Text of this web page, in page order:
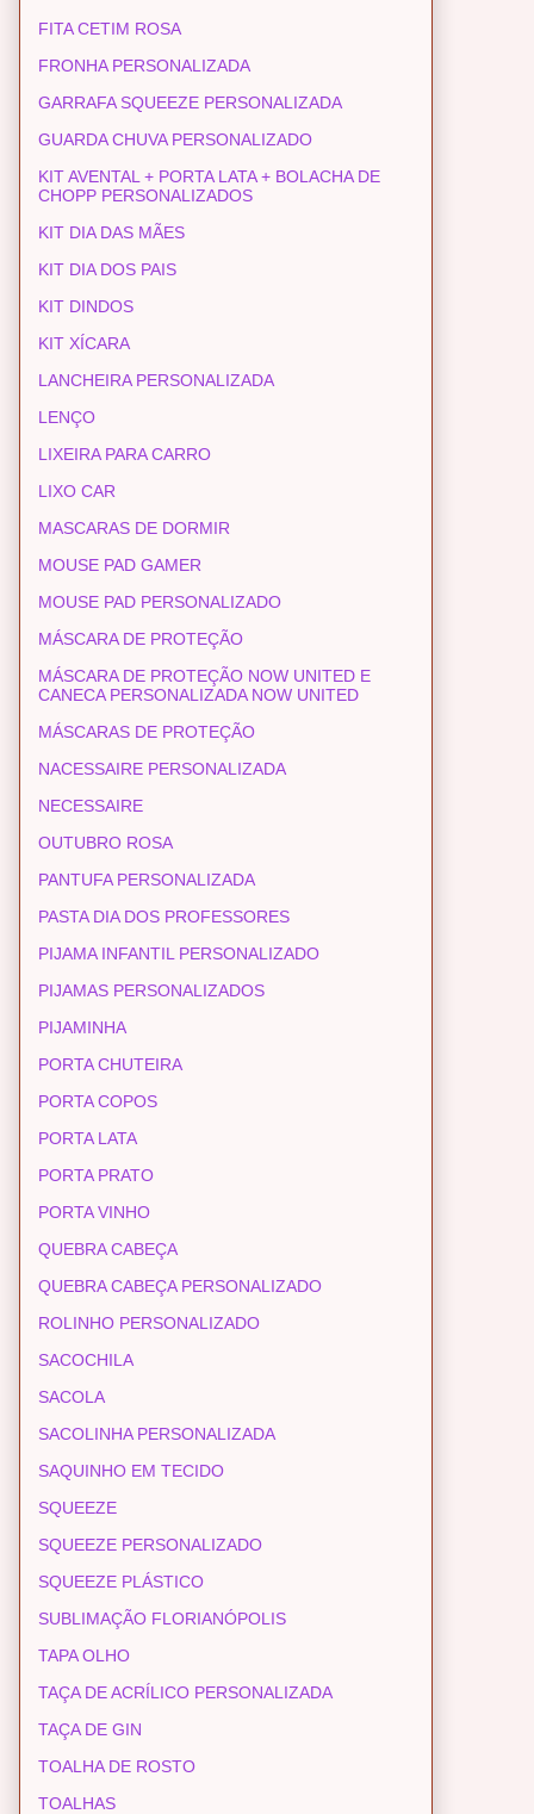
FITA CETIM ROSA
FRONHA PERSONALIZADA
GARRAFA SQUEEZE PERSONALIZADA
GUARDA CHUVA PERSONALIZADO
KIT AVENTAL + PORTA LATA + BOLACHA DE
CHOPP PERSONALIZADOS
KIT DIA DAS MÃES
KIT DIA DOS PAIS
KIT DINDOS
KIT XÍCARA
LANCHEIRA PERSONALIZADA
LENÇO
LIXEIRA PARA CARRO
LIXO CAR
MASCARAS DE DORMIR
MOUSE PAD GAMER
MOUSE PAD PERSONALIZADO
MÁSCARA DE PROTEÇÃO
MÁSCARA DE PROTEÇÃO NOW UNITED E
CANECA PERSONALIZADA NOW UNITED
MÁSCARAS DE PROTEÇÃO
NACESSAIRE PERSONALIZADA
NECESSAIRE
OUTUBRO ROSA
PANTUFA PERSONALIZADA
PASTA DIA DOS PROFESSORES
PIJAMA INFANTIL PERSONALIZADO
PIJAMAS PERSONALIZADOS
PIJAMINHA
PORTA CHUTEIRA
PORTA COPOS
PORTA LATA
PORTA PRATO
PORTA VINHO
QUEBRA CABEÇA
QUEBRA CABEÇA PERSONALIZADO
ROLINHO PERSONALIZADO
SACOCHILA
SACOLA
SACOLINHA PERSONALIZADA
SAQUINHO EM TECIDO
SQUEEZE
SQUEEZE PERSONALIZADO
SQUEEZE PLÁSTICO
SUBLIMAÇÃO FLORIANÓPOLIS
TAPA OLHO
TAÇA DE ACRÍLICO PERSONALIZADA
TAÇA DE GIN
TOALHA DE ROSTO
TOALHAS